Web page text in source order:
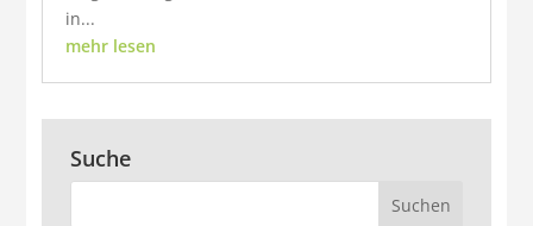
in...
mehr lesen
Suche